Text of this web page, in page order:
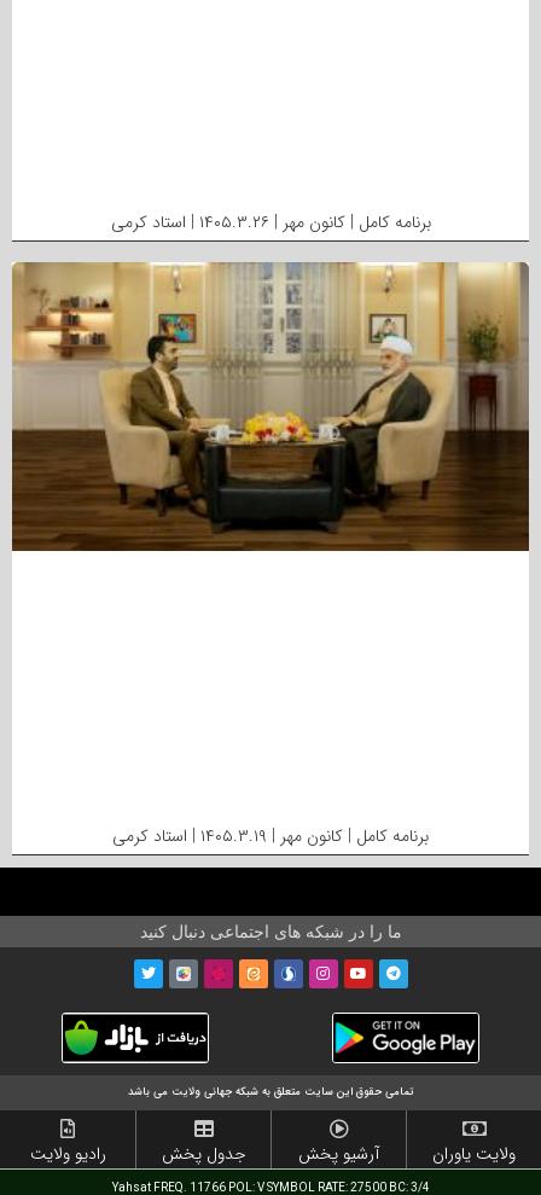
برنامه کامل | کانون مهر | ۱۴۰۵.۳.۲۶ | استاد کرمی
برنامه کامل | کانون مهر | ۱۴۰۵.۳.۱۹ | استاد کرمی
ما را در شبکه های اجتماعی دنبال کنید
تمامی حقوق این سایت متعلق به شبکه جهانی ولایت می باشد
ولایت یاوران آرشیو پخش جدول پخش رادیو ولایت
Yahsat FREQ. 11766 POL: V SYMBOL RATE: 27500 BC: 3/4